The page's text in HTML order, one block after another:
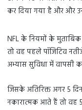
कर दिया गया है और और
NFL के नियमों के
तो वह पहले पॉजिटिव
अभ्यास सुविधा में वापसी
जिसके अतिरिक्त अगर 5
नकारात्मक आते हैं तो वह